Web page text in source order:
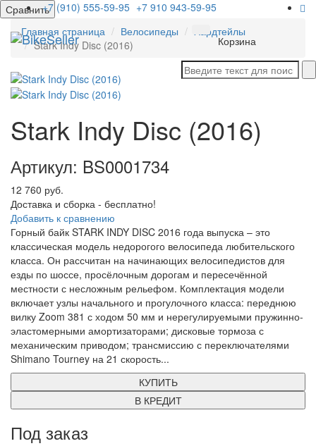
Сравнить+7 (910) 555-59-95 +7 910 943-59-95
Корзина
Главная страница Велосипеды
Хардтейлы
Stark Indy Disc (2016)
Stark Indy Disc (2016)
Артикул: BS0001734
12 760 руб.
Доставка и сборка - бесплатно!
Добавить к сравнению
Горный байк STARK INDY DISC 2016 года выпуска – это
классическая модель недорогого велосипеда любительского
класса. Он рассчитан на начинающих велосипедистов для
езды по шоссе, просёлочным дорогам и пересечённой
местности с несложным рельефом. Комплектация модели
включает узлы начального и прогулочного класса: переднюю
вилку Zoom 381 с ходом 50 мм и нерегулируемыми пружинно-
эластомерными амортизаторами; дисковые тормоза с
механическим приводом; трансмиссию с переключателями
Shimano Tourney на 21 скорость...
КУПИТЬ
В КРЕДИТ
Под заказ